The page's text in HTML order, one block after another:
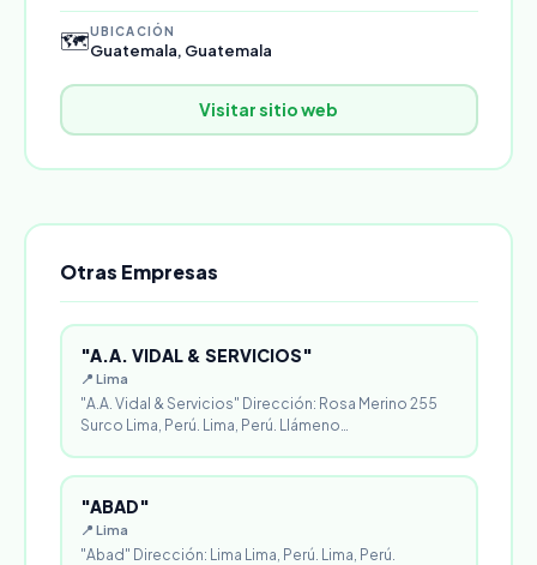
🗺️UBICACIÓN
Guatemala, Guatemala
Visitar sitio web
Otras Empresas
"A.A. VIDAL & SERVICIOS"
📍 Lima
"A.A. Vidal & Servicios" Dirección: Rosa Merino 255
Surco Lima, Perú. Lima, Perú. Llámeno…
"ABAD"
📍 Lima
"Abad" Dirección: Lima Lima, Perú. Lima, Perú.